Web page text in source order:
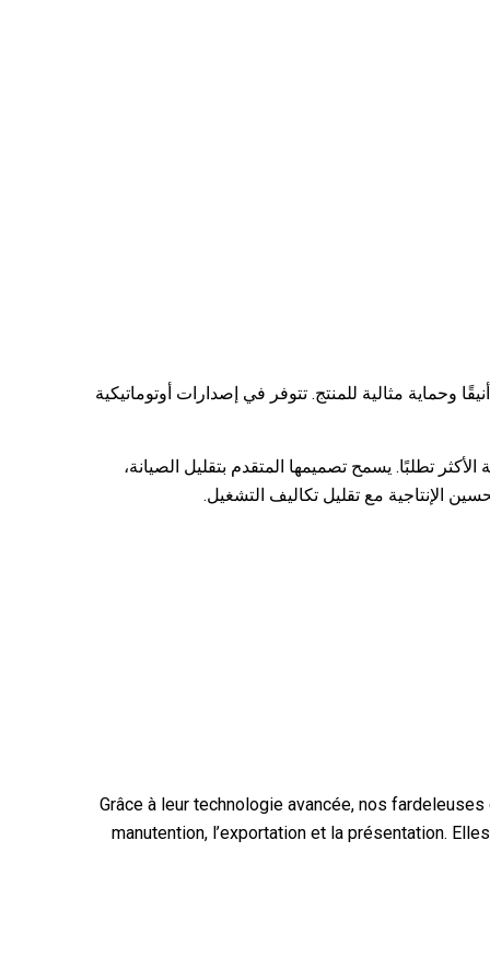
وحماية مثالية للمنتج. تتوفر في إصدارات أوتوماتيكية
تطلبًا. يسمح تصميمها المتقدم بتقليل الصيانة،
الإنتاجية مع تقليل تكاليف التشغيل.
Grâce à leur technologie avancée, nos
manutention, l’exportation et la présentation.